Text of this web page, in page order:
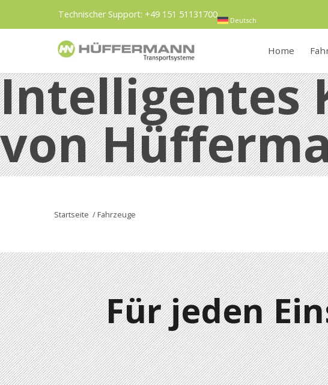
Deutsch
Technischer Support: +49 151 51131700
Home
Intelligentes
von
Startseite / Fahrzeuge
Für jeden